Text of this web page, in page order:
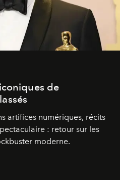
de
artifices numériques, récits
: retour sur les
moderne.